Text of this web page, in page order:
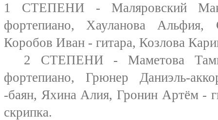
1 СТЕПЕНИ - Маляровский
фортепиано, Хауланова
Коробов Иван - гитара,
2 СТЕПЕНИ - Маметова
фортепиано, Грюнер Даниэль-
-баян, Яхина Алия, Гронин Артём -